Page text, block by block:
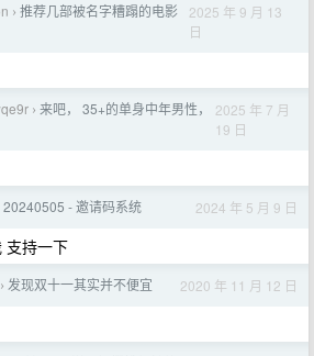
› 推荐几部被名字糟蹋的电影
2025 年 9 月 13
日
› 来吧， 35+的单身中年男性，
2025 年 7 月
19 日
20240505 - 邀请码系统 2024 年 5 月 9 日
支持一下
› 发现双十一其实并不便宜 2020 年 11 月 12 日